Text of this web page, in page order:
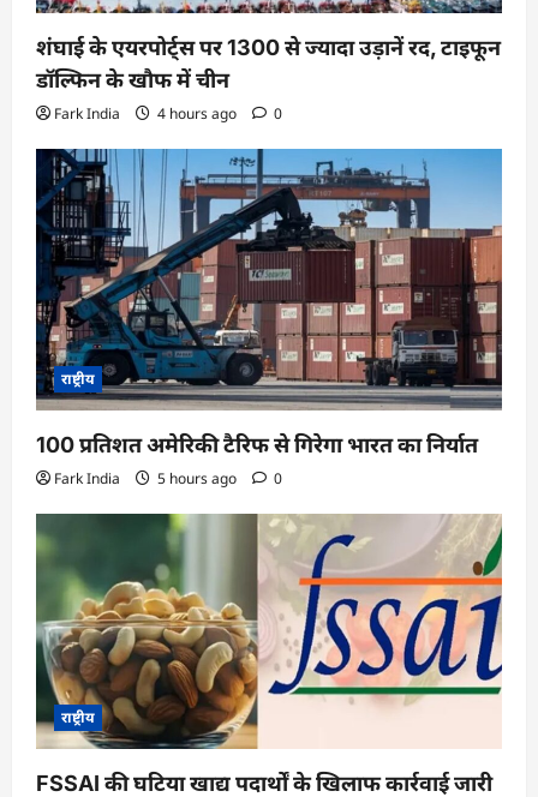
शंघाई के एयरपोर्ट्स पर 1300 से ज्यादा उड़ानें रद, टाइफून
डॉल्फिन के खौफ में चीन
Fark India 4 hours ago 0
राष्ट्रीय
100 प्रतिशत अमेरिकी टैरिफ से गिरेगा भारत का निर्यात
Fark India 5 hours ago 0
राष्ट्रीय
FSSAI की घटिया खाद्य पदार्थों के खिलाफ कार्रवाई जारी